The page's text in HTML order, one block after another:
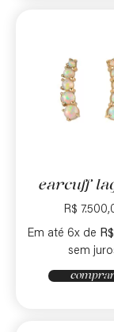
earcuff
R$
Em até 6x de R$
sem